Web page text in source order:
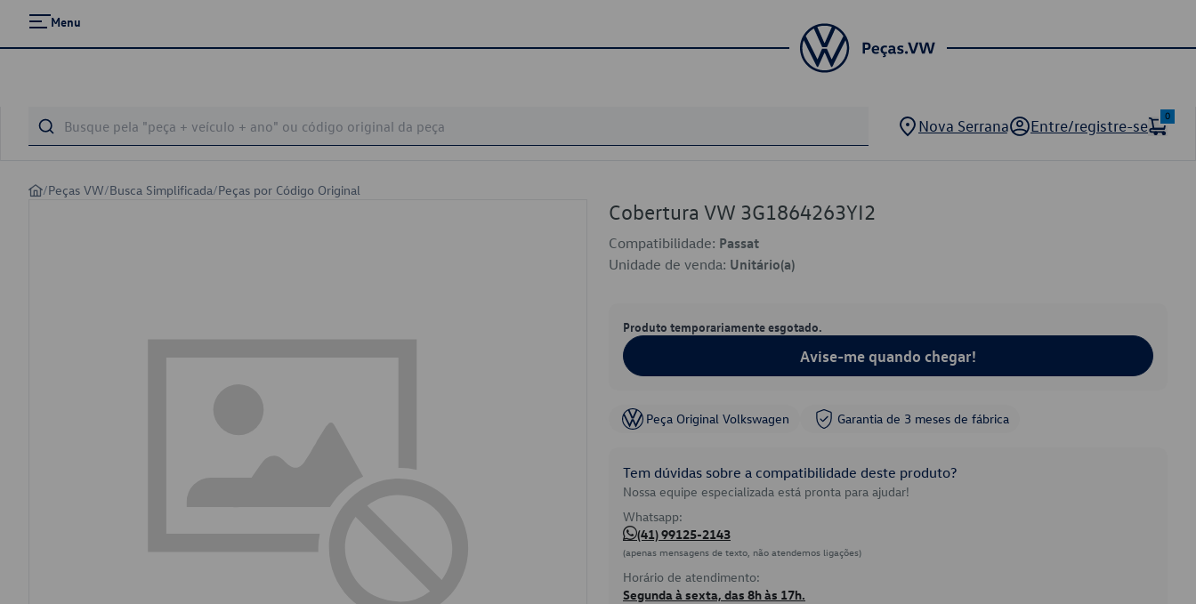
Menu
Nova Serrana Entre/registre-se
0
/Peças VW/Busca Simplificada/Peças por Código Original
Cobertura VW 3G1864263YI2
Compatibilidade: Passat
Unidade de venda: Unitário(a)
Produto temporariamente esgotado.
Avise-me quando chegar!
Peça Original Volkswagen Garantia de 3 meses de fábrica
Tem dúvidas sobre a compatibilidade deste produto?
Nossa equipe especializada está pronta para ajudar!
Whatsapp:
(41) 99125-2143
(apenas mensagens de texto, não atendemos ligações)
Horário de atendimento:
Segunda à sexta, das 8h às 17h.